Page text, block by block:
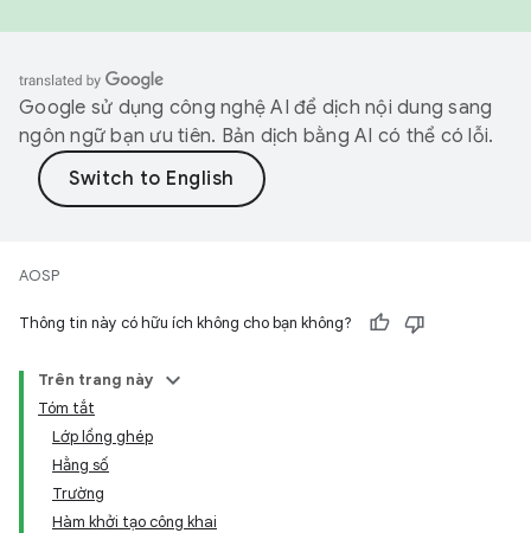
Google sử dụng công nghệ AI để dịch nội dung sang
ngôn ngữ bạn ưu tiên. Bản dịch bằng AI có thể có lỗi.
AOSP
Thông tin này có hữu ích không cho bạn không?
Trên trang này
Tóm tắt
Lớp lồng ghép
Hằng số
Trường
Hàm khởi tạo công khai